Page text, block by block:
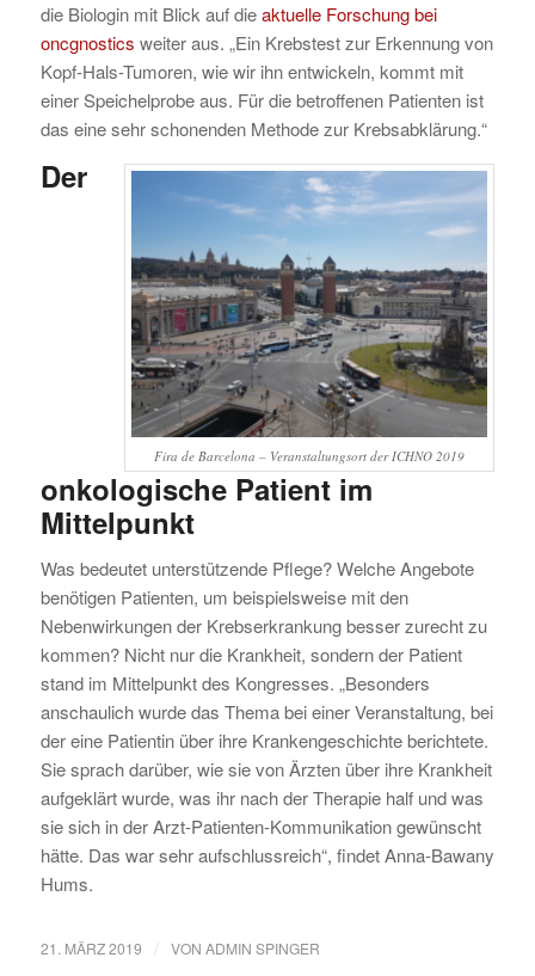
die Biologin mit Blick auf dieaktuelle Forschung bei
oncgnostics weiter aus. „Ein Krebstest zur Erkennung von
Kopf-Hals-Tumoren, wie wir ihn entwickeln, kommt mit
einer Speichelprobe aus. Für die betroffenen Patienten ist
das eine sehr schonenden Methode zur Krebsabklärung.“
Fira de Barcelona – Veranstaltungsort der ICHNO 2019
Der
onkologische Patient im
Mittelpunkt
Was bedeutet unterstützende Pflege? Welche Angebote
benötigen Patienten, um beispielsweise mit den
Nebenwirkungen der Krebserkrankung besser zurecht zu
kommen? Nicht nur die Krankheit, sondern der Patient
stand im Mittelpunkt des Kongresses. „Besonders
anschaulich wurde das Thema bei einer Veranstaltung, bei
der eine Patientin über ihre Krankengeschichte berichtete.
Sie sprach darüber, wie sie von Ärzten über ihre Krankheit
aufgeklärt wurde, was ihr nach der Therapie half und was
sie sich in der Arzt-Patienten-Kommunikation gewünscht
hätte. Das war sehr aufschlussreich“, findet Anna-Bawany
Hums.
21. MÄRZ 2019 / VON ADMIN SPINGER